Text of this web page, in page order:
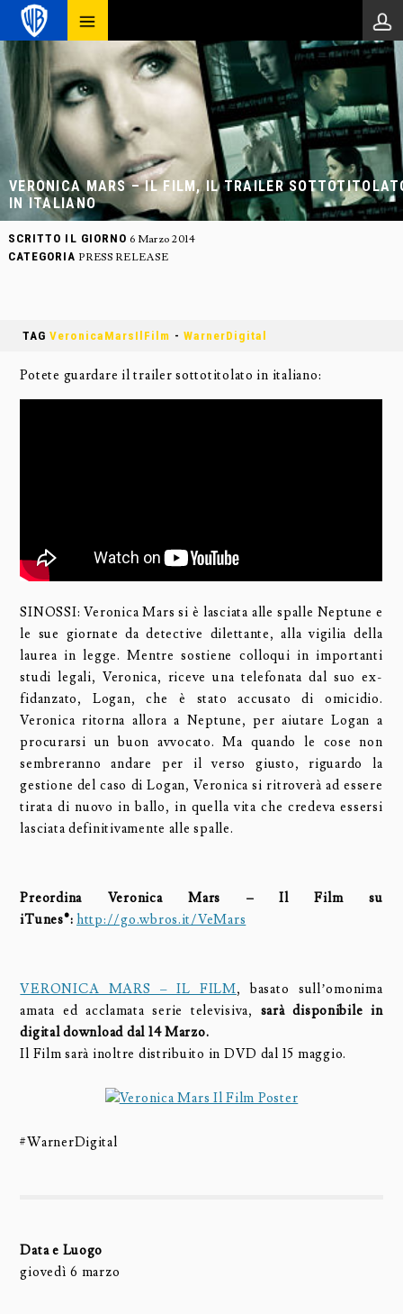
VERONICA MARS – IL FILM, IL TRAILER
IN ITALIANO
SCRITTO IL GIORNO 6 Marzo 2014
CATEGORIA PRESS RELEASE
TAGVeronicaMarsIlFilm - WarnerDigital
Potete guardare il trailer sottotitolato in italiano:
SINOSSI: Veronica Mars si è lasciata alle spalle Neptune e
le sue giornate da detective dilettante, alla vigilia della
laurea in legge. Mentre sostiene colloqui in importanti
studi legali, Veronica, riceve una telefonata dal suo ex-
fidanzato, Logan, che è stato accusato di omicidio.
Veronica ritorna allora a Neptune, per aiutare Logan a
procurarsi un buon avvocato. Ma quando le cose non
sembreranno andare per il verso giusto, riguardo la
gestione del caso di Logan, Veronica si ritroverà ad essere
tirata di nuovo in ballo, in quella vita che credeva essersi
lasciata definitivamente alle spalle.
Preordina Veronica Mars – Il Film su
iTunes®:http://go.wbros.it/VeMars
VERONICA MARS – IL FILM, basato sull’omonima
amata ed acclamata serie televisiva, sarà disponibile in
digital download dal 14 Marzo.
Il Film sarà inoltre distribuito in DVD dal 15 maggio.
#WarnerDigital
Data e Luogo
giovedì 6 marzo